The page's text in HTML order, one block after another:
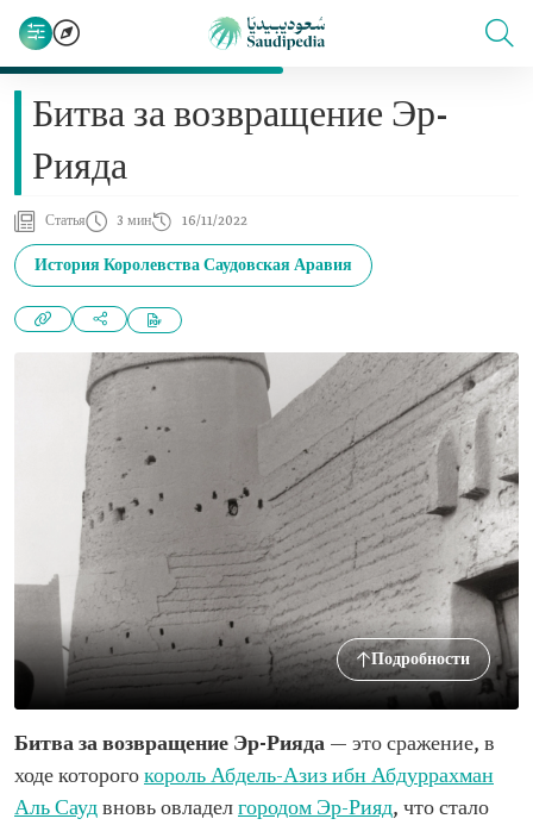
Битва за возвращение Эр-
Рияда
Статья 3 мин 16/11/2022
История Королевства Саудовская Аравия
Подробности
Битва за возвращение Эр-Рияда — это сражение, в
ходе которогокороль Абдель-Азиз ибн Абдуррахман
Аль Саудвновь овладелгородом Эр-Рияд, что стало